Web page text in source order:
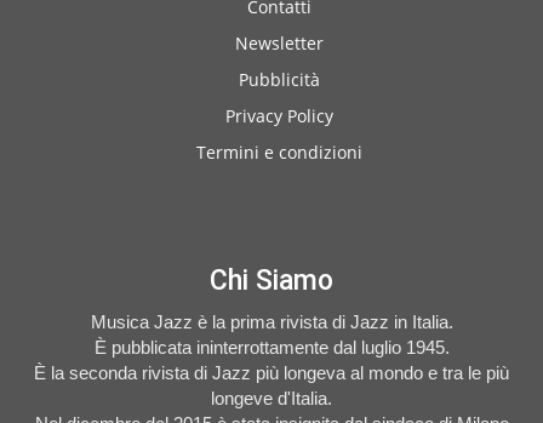
Contatti
Newsletter
Pubblicità
Privacy Policy
Termini e condizioni
Chi Siamo
Musica Jazz è la prima rivista di Jazz in Italia.
È pubblicata ininterrottamente dal luglio 1945.
È la seconda rivista di Jazz più longeva al mondo e tra le più
longeve d'Italia.